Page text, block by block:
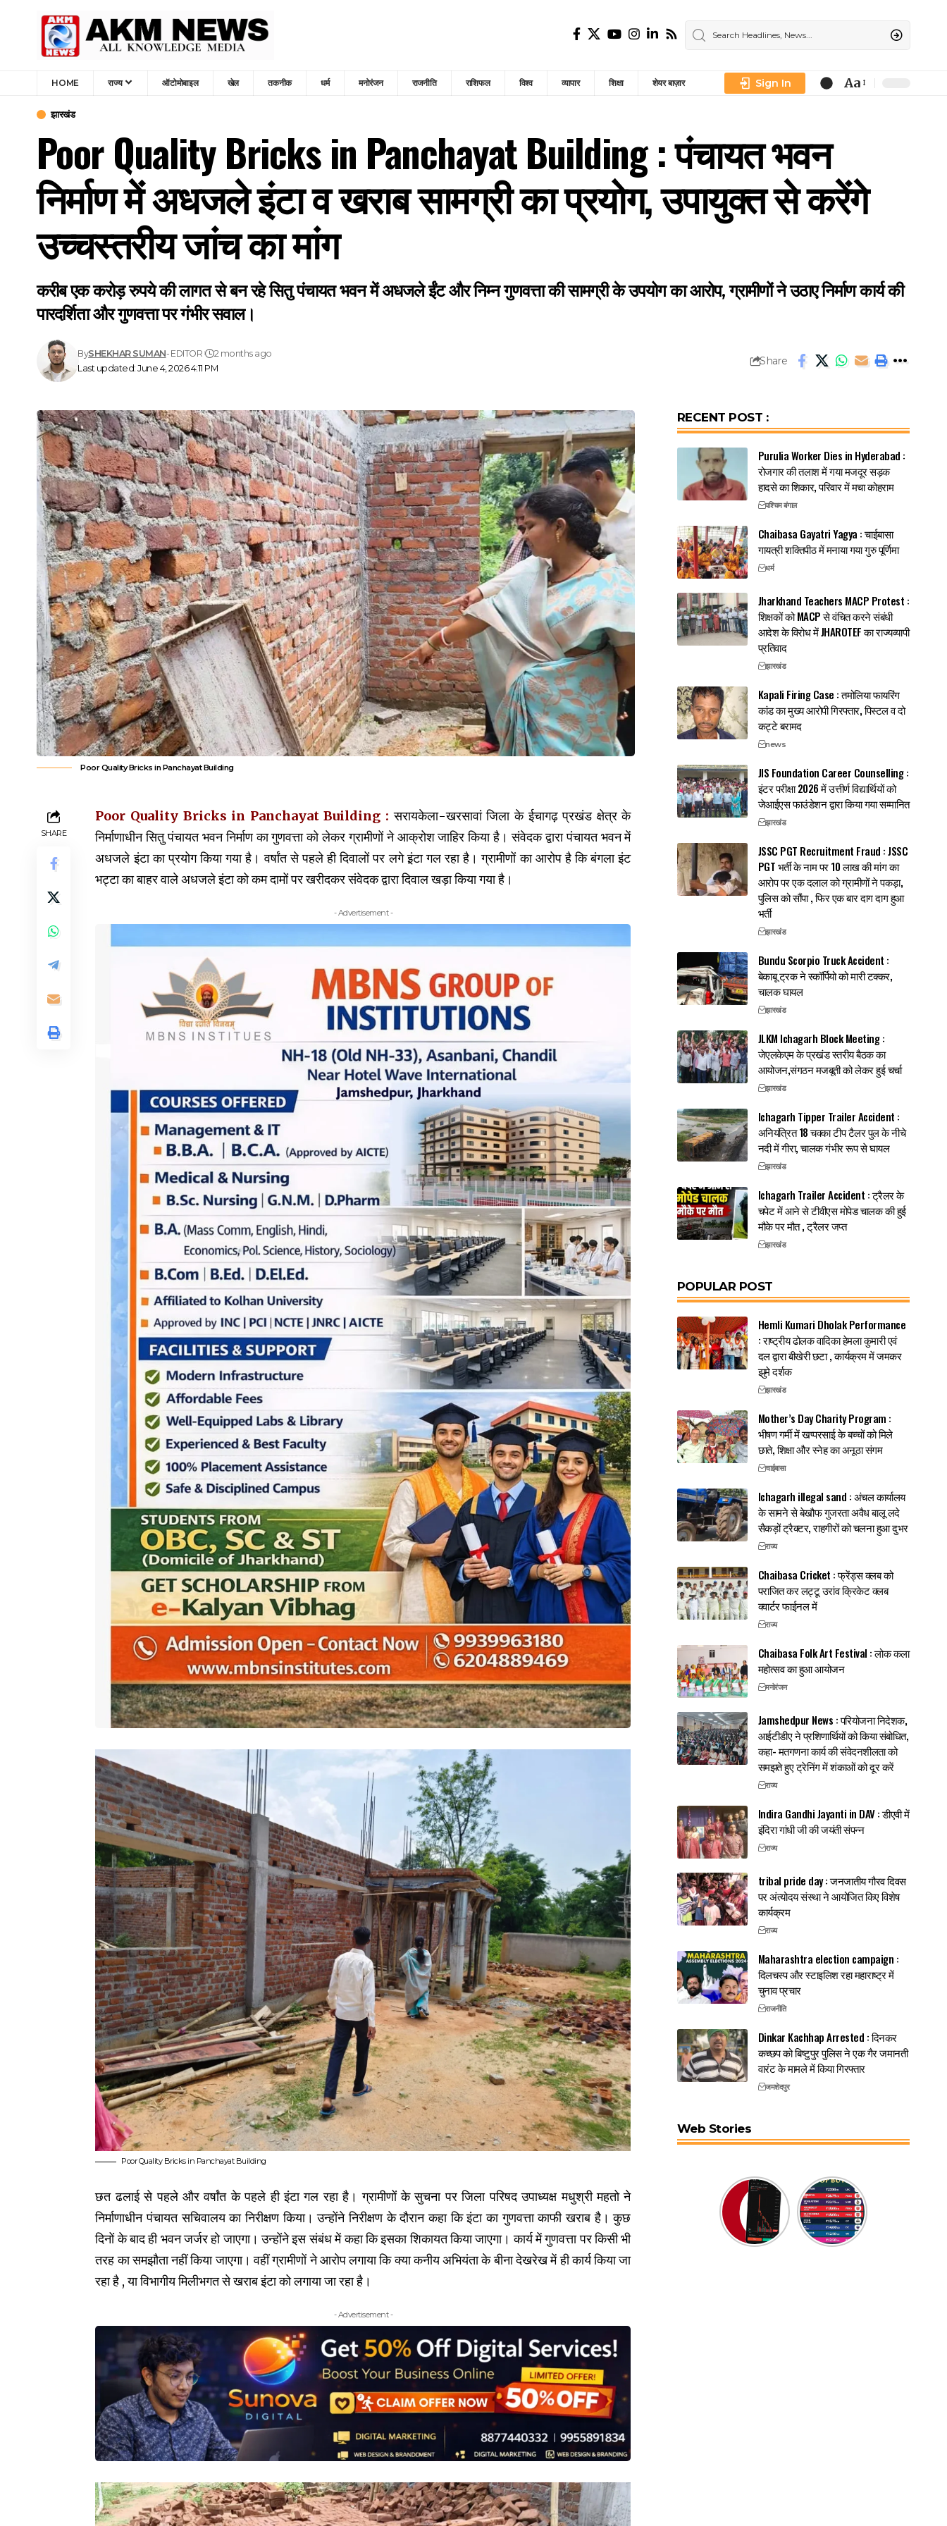
HOME राज्य ऑटोमोबाइल खेल तकनीक धर्म मनोरंजन राजनीति राशिफल विश्व व्यापार शिक्षा शेयर बाज़ार Sign In
Font
Aa
झारखंड
Poor Quality Bricks in Panchayat Building : पंचायत भवन
निर्माण में अधजले इंटा व खराब सामग्री का प्रयोग, उपायुक्त से करेंगे
उच्चस्तरीय जांच का मांग
करीब एक करोड़ रुपये की लागत से बन रहे सितु पंचायत भवन में अधजले ईंट और निम्न गुणवत्ता की सामग्री के उपयोग का आरोप, ग्रामीणों ने उठाए निर्माण कार्य की
पारदर्शिता और गुणवत्ता पर गंभीर सवाल।
Last updated: June 4, 2026 4:11 PM
BySHEKHAR SUMAN- EDITOR 2 months ago
Share
Poor Quality Bricks in Panchayat Building
SHARE
Poor Quality Bricks in Panchayat Building : सरायकेला-खरसावां जिला के ईचागढ़ प्रखंड क्षेत्र के
निर्माणाधीन सितु पंचायत भवन निर्माण का गुणवत्ता को लेकर ग्रामीणों ने आक्रोश जाहिर किया है। संवेदक द्वारा पंचायत भवन में
अधजले इंटा का प्रयोग किया गया है। वर्षांत से पहले ही दिवालों पर लगे इ़ंटा गल रहा है। ग्रामीणों का आरोप है कि बंगला इंट
भट्टा का बाहर वाले अधजले इंटा को कम दामों पर खरीदकर संवेदक द्वारा दिवाल खड़ा किया गया है।
- Advertisement -
Poor Quality Bricks in Panchayat Building
छत ढलाई से पहले और वर्षांत के पहले ही इंटा गल रहा है। ग्रामीणों के सुचना पर जिला परिषद उपाध्यक्ष मधुश्री महतो ने
निर्माणाधीन पंचायत सचिवालय का निरीक्षण किया। उन्होंने निरीक्षण के दौरान कहा कि इंटा का गुणवत्ता काफी खराब है। कुछ
दिनों के बाद ही भवन जर्जर हो जाएगा। उन्होंने इस संबंध में कहा कि इसका शिकायत किया जाएगा। कार्य में गुणवत्ता पर किसी भी
तरह का समझौता नहीं किया जाएगा। वहीं ग्रामीणों ने आरोप लगाया कि क्या कनीय अभियंता के बीना देखरेख में ही कार्य किया जा
रहा है , या विभागीय मिलीभगत से खराब इंटा को लगाया जा रहा है।
- Advertisement -
RECENT POST :
Purulia Worker Dies in Hyderabad :
रोजगार की तलाश में गया मजदूर सड़क
हादसे का शिकार, परिवार में मचा कोहराम
पश्चिम बंगाल
Chaibasa Gayatri Yagya : चाईबासा
गायत्री शक्तिपीठ में मनाया गया गुरु पूर्णिमा
धर्म
Jharkhand Teachers MACP Protest :
शिक्षकों को MACP से वंचित करने संबंधी
आदेश के विरोध में JHAROTEF का राज्यव्यापी
प्रतिवाद
झारखंड
Kapali Firing Case : तमोलिया फायरिंग
कांड का मुख्य आरोपी गिरफ्तार, पिस्टल व दो
कट्टे बरामद
news
JIS Foundation Career Counselling :
इंटर परीक्षा 2026 में उत्तीर्ण विद्यार्थियों को
जेआईएस फाउंडेशन द्वारा किया गया सम्मानित
झारखंड
JSSC PGT Recruitment Fraud : JSSC
PGT भर्ती के नाम पर 10 लाख की मांग का
आरोप पर एक दलाल को ग्रामीणों ने पकड़ा,
पुलिस को सौंपा , फिर एक बार दाग दाग हुआ
भर्ती
झारखंड
Bundu Scorpio Truck Accident :
बेकाबू ट्रक ने स्कॉर्पियो को मारी टक्कर,
चालक घायल
झारखंड
JLKM Ichagarh Block Meeting :
जेएलकेएम के प्रखंड स्तरीय बैठक का
आयोजन,संगठन मजबूती को लेकर हुई चर्चा
झारखंड
Ichagarh Tipper Trailer Accident :
अनियंत्रित 18 चक्का टीप टैलर पुल के नीचे
नदी में गीरा, चालक गंभीर रूप से घायल
झारखंड
Ichagarh Trailer Accident : ट्रैलर के
चपेट में आने से टीवीएस मोपेड चालक की हुई
मौके पर मौत , ट्रैलर जप्त
झारखंड
POPULAR POST
Hemli Kumari Dholak Performance
: राष्ट्रीय ढोलक वादिका हेमला कुमारी एवं
दल द्वारा बीखेरी छटा , कार्यक्रम में जमकर
झुमे दर्शक
झारखंड
Mother’s Day Charity Program :
भीषण गर्मी में खप्परसाई के बच्चों को मिले
छाते, शिक्षा और स्नेह का अनूठा संगम
चाईबासा
Ichagarh illegal sand : अंचल कार्यालय
के सामने से बेखौफ गुजरता अवैध बालू लदे
सैकड़ों ट्रैक्टर, राहगीरों को चलना हुआ दुभर
राज्य
Chaibasa Cricket : फ्रेंड्स क्लब को
पराजित कर लट्टू उरांव क्रिकेट क्लब
क्वार्टर फाईनल में
राज्य
Chaibasa Folk Art Festival : लोक कला
महोत्सव का हुआ आयोजन
मनोरंजन
Jamshedpur News : परियोजना निदेशक,
आईटीडीए ने प्रशिणार्थियों को किया संबोधित,
कहा- मतगणना कार्य की संवेदनशीलता को
समझते हुए ट्रेनिंग में शंकाओं को दूर करें
राज्य
Indira Gandhi Jayanti in DAV : डीएवी में
इंदिरा गांधी जी की जयंती संपन्न
राज्य
tribal pride day : जनजातीय गौरव दिवस
पर अंत्योदय संस्था ने आयोजित किए विशेष
कार्यक्रम
राज्य
Maharashtra election campaign :
दिलचस्प और स्टाइलिश रहा महाराष्ट्र में
चुनाव प्रचार
राजनीति
Dinkar Kachhap Arrested : दिनकर
कच्छप को बिष्टुपुर पुलिस ने एक गैर जमानती
वारंट के मामले में किया गिरफ्तार
जमशेदपुर
Web Stories